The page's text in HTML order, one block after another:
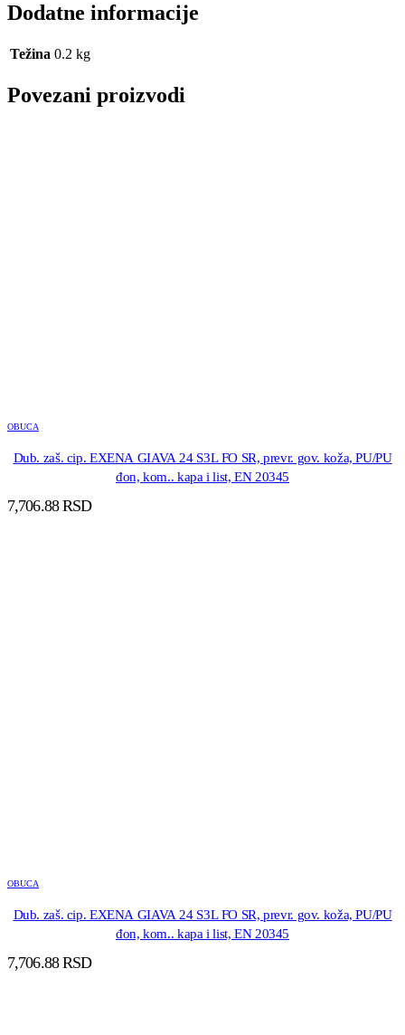
Dodatne informacije
Težina 0.2 kg
Povezani proizvodi
OBUCA
Dub. zaš. cip. EXENA GIAVA 24 S3L FO SR, prevr. gov. koža, PU/PU
đon, kom.. kapa i list, EN 20345
7,706.88RSD
OBUCA
Dub. zaš. cip. EXENA GIAVA 24 S3L FO SR, prevr. gov. koža, PU/PU
đon, kom.. kapa i list, EN 20345
7,706.88RSD